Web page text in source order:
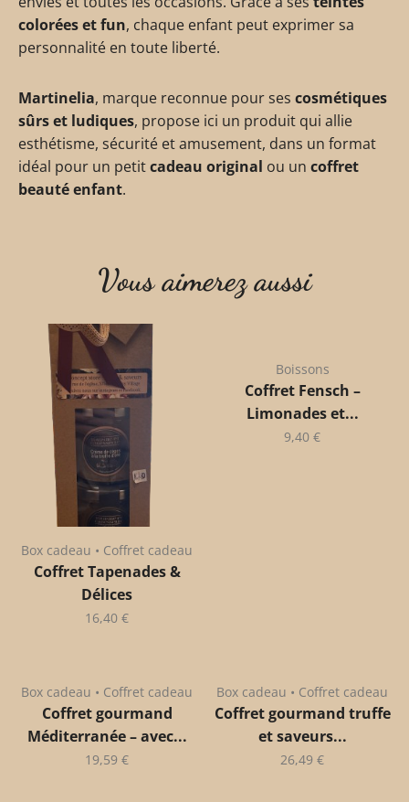
colorées et fun, chaque enfant peut exprimer sa
personnalité en toute liberté.
Martinelia, marque reconnue pour ses cosmétiques
sûrs et ludiques, propose ici un produit qui allie
esthétisme, sécurité et amusement, dans un format
idéal pour un petitcadeau original ou un coffret
beauté enfant.
Vous aimerez aussi
Box cadeau • Coffret cadeau
Coffret Tapenades &
Délices
16,40 €
Boissons
Coffret Fensch –
Limonades et...
9,40 €
Box cadeau • Coffret cadeau
Coffret gourmand
Méditerranée – avec...
19,59 €
Box cadeau • Coffret cadeau
Coffret gourmand truffe
et saveurs...
26,49 €